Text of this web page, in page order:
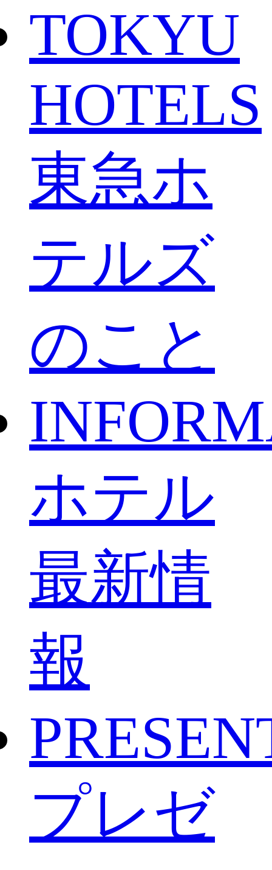
TOKYU
HOTELS
東急ホ
テルズ
のこと
ホテル
最新情
報
プレゼ